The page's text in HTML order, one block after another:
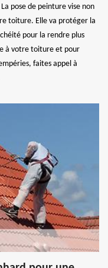
pose de peinture vise non
toiture. Elle va protéger la
pour la rendre plus
à votre toiture et pour
faites appel à